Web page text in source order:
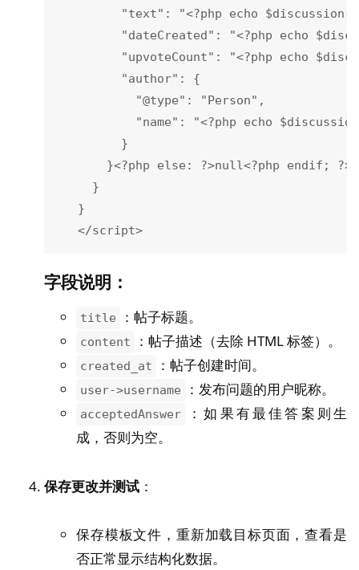
"text": "<?php echo
"dateCreated": "<?php echo
"upvoteCount": "<?php echo
         "author": {
           "@type": "Person",
"name": "<?php echo
         }
       }<?php else: ?>null<?php endif; ?>
     }
   }
   </script>
字段说明 ：
title ：帖子标题。
content ：帖子描述（去除 HTML 标签）。
created_at ：帖子创建时间。
user->username ：发布问题的用户昵称。
acceptedAnswer
：如果有最佳答案则生
成，否则为空。
保存更改并测试 ：
保存模板文件，重新加载目标页面，查看是
否正常显示结构化数据。